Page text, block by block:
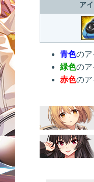
ア
青色の
緑色のア
赤色の